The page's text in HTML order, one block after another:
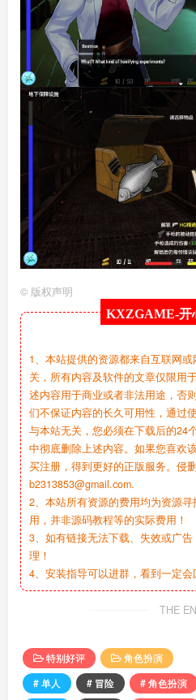
© 版权声明
KXZGAME-开
1、本站提供的资源都来自互联网
关，所有内容及软件的文章仅限用
述内容用于商业或者非法用途，否
们不保证内容的长久可用性，通过
与本站无关，您必须在下载后的24
中彻底删除上述内容。如果您喜欢
买注册，得到更好的正版服务。侵
b2313853@gmail.com.
2、本站所有资源的费用均为资源
用，并非源码教程等的实际费用！
3、如有链接无法下载、失效或广
理！
4、安装指导可以进群，看到一定会
THE
特别好评
角色扮演
# 单人
# 冒险 # 角色扮演